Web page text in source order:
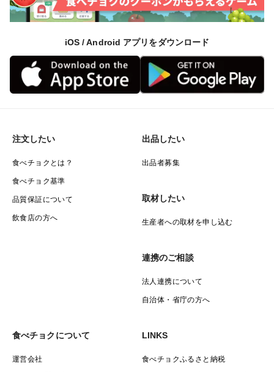
iOS / Android アプリをダウンロード
注文したい
食べチョクとは？
食べチョク基準
品質保証について
飲食店の方へ
出品したい
出品者募集
取材したい
生産者への取材を申し込む
連携のご相談
法人連携について
自治体・省庁の方へ
食べチョクについて
運営会社
LINKS
食べチョクふるさと納税